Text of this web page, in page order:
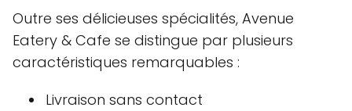
Outre ses délicieuses spécialités, Avenue
Eatery & Cafe se distingue par plusieurs
caractéristiques remarquables :
Livraison sans contact